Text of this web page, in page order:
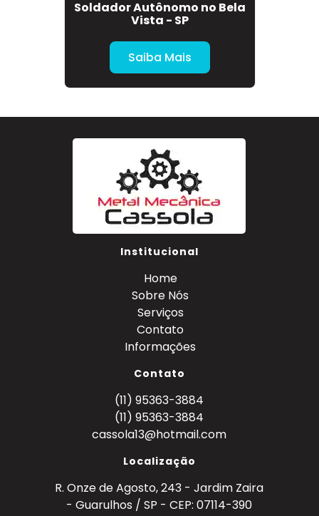
Soldador Autônomo no Bela
Vista - SP
Saiba Mais
Institucional
Home
Sobre Nós
Serviços
Contato
Informações
Contato
(11) 95363-3884
(11) 95363-3884
cassola13@hotmail.com
Localização
R. Onze de Agosto, 243 - Jardim Zaira
- Guarulhos / SP - CEP: 07114-390